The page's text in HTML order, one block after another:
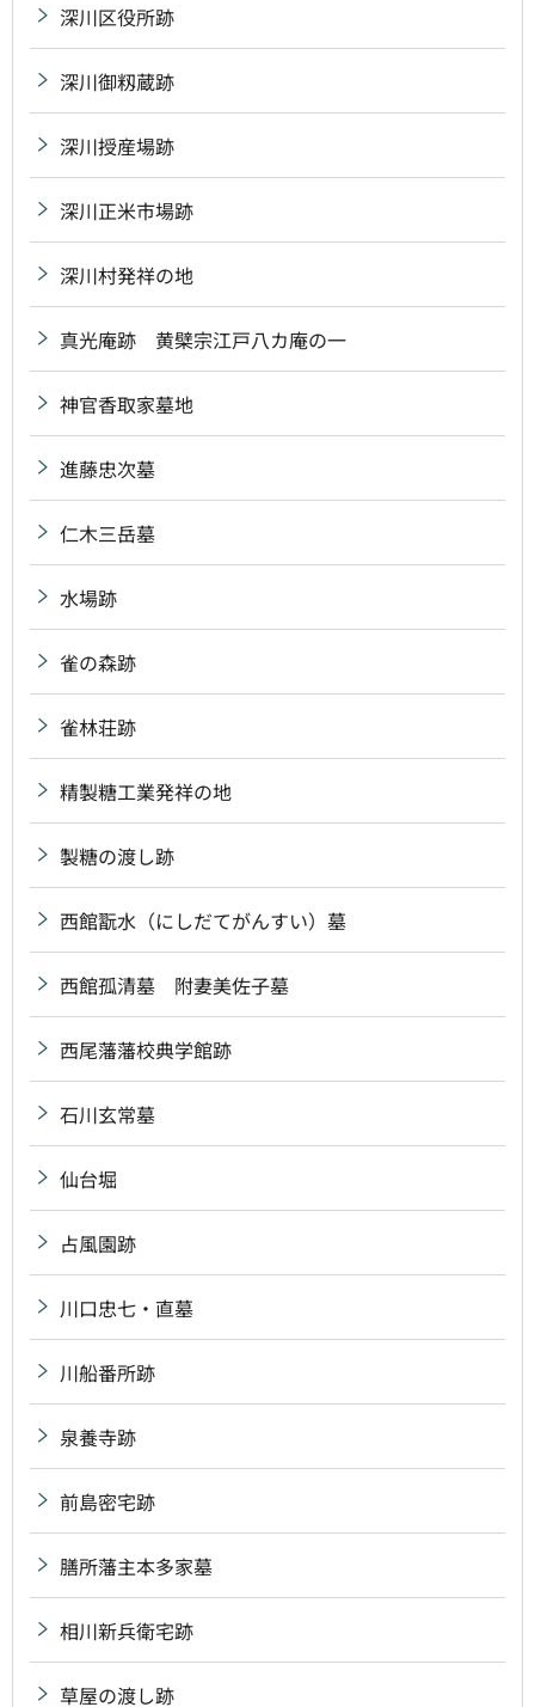
深川区役所跡
深川御籾蔵跡
深川授産場跡
深川正米市場跡
深川村発祥の地
真光庵跡 黄檗宗江戸八カ庵の一
神官香取家墓地
進藤忠次墓
仁木三岳墓
水場跡
雀の森跡
雀林荘跡
精製糖工業発祥の地
製糖の渡し跡
西館翫水（にしだてがんすい）墓
西館孤清墓 附妻美佐子墓
西尾藩藩校典学館跡
石川玄常墓
仙台堀
占風園跡
川口忠七・直墓
川船番所跡
泉養寺跡
前島密宅跡
膳所藩主本多家墓
相川新兵衛宅跡
草屋の渡し跡